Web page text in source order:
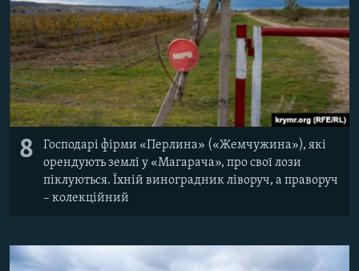
8
Господарі фірми «Перлина» («Жемчужина»), які
орендують землі у «Магарача», про свої лози
піклуються. Їхній виноградник ліворуч, а праворуч
– колекційний